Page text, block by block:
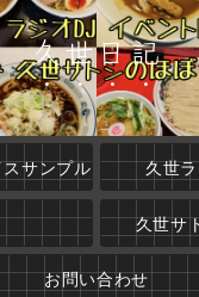
久世日記
サンプル 久世
久世サ
お問い合わせ